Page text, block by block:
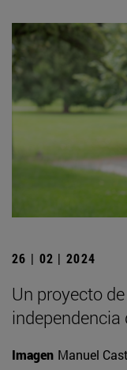
26 | 02 | 2024
Un proyecto
Imagen Manuel